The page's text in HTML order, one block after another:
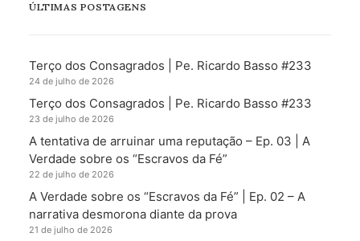
ÚLTIMAS POSTAGENS
Terço dos Consagrados | Pe. Ricardo Basso #233
24 de julho de 2026
Terço dos Consagrados | Pe. Ricardo Basso #233
23 de julho de 2026
A tentativa de arruinar uma reputação – Ep. 03 | A
Verdade sobre os “Escravos da Fé”
22 de julho de 2026
A Verdade sobre os “Escravos da Fé” | Ep. 02 – A
narrativa desmorona diante da prova
21 de julho de 2026